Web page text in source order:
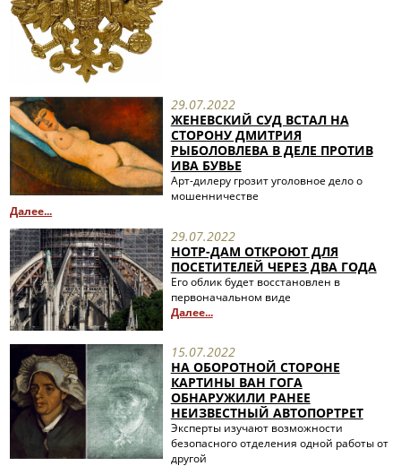
29.07.2022
ЖЕНЕВСКИЙ СУД ВСТАЛ НА
СТОРОНУ ДМИТРИЯ
РЫБОЛОВЛЕВА В ДЕЛЕ ПРОТИВ
ИВА БУВЬЕ
Арт-дилеру грозит уголовное дело о
мошенничестве
Далее...
29.07.2022
НОТР-ДАМ ОТКРОЮТ ДЛЯ
ПОСЕТИТЕЛЕЙ ЧЕРЕЗ ДВА ГОДА
Его облик будет восстановлен в
первоначальном виде
Далее...
15.07.2022
НА ОБОРОТНОЙ СТОРОНЕ
КАРТИНЫ ВАН ГОГА
ОБНАРУЖИЛИ РАНЕЕ
НЕИЗВЕСТНЫЙ АВТОПОРТРЕТ
Эксперты изучают возможности
безопасного отделения одной работы от
другой